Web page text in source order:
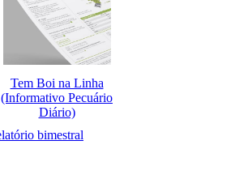
Tem Boi na Linha
(Informativo Pecuário
Diário)